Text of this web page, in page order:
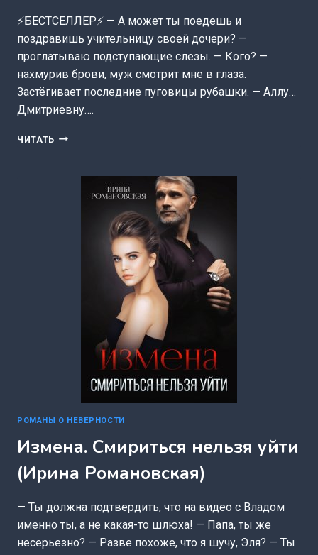
⚡БЕСТСЕЛЛЕР⚡ — А может ты поедешь и
поздравишь учительницу своей дочери? —
проглатываю подступающие слезы. — Кого? —
нахмурив брови, муж смотрит мне в глаза.
Застёгивает последние пуговицы рубашки. — Аллу…
Дмитриевну….
ЧИТАТЬ ИЗМЕНА.
ЗАБЫТЬ
(ИРИНА
РОМАНЫ О НЕВЕРНОСТИ
Измена. Смириться нельзя уйти
(Ирина Романовская)
— Ты должна подтвердить, что на видео с Владом
именно ты, а не какая-то шлюха! — Папа, ты же
несерьезно? — Разве похоже, что я шучу, Эля? — Ты